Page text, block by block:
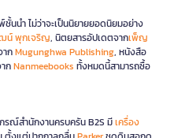
นนำ ไม่ว่าจะเป็นนิยายยอดนิยมอย่าง
น์ พุกเจริญ, นิตยสารอัปเดตจากเพ็ญ
กMugunghwa Publishing, หนังสือ
กNanmeebooks ทั้งหมดนี้สามารถซื้อ
รณ์สำนักงานครบครัน B2S มีเครื่อง